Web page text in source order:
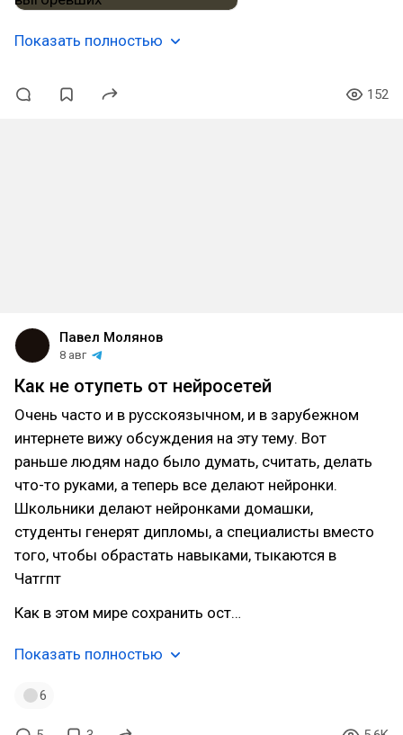
Показать полностью
152
Павел Молянов
8 авг
Как не отупеть от нейросетей
Очень часто и в русскоязычном, и в зарубежном
интернете вижу обсуждения на эту тему. Вот
раньше людям надо было думать, считать, делать
что-то руками, а теперь все делают нейронки.
Школьники делают нейронками домашки,
студенты генерят дипломы, а специалисты вместо
того, чтобы обрастать навыками, тыкаются в
Чатгпт
Как в этом мире сохранить ост…
Показать полностью
6